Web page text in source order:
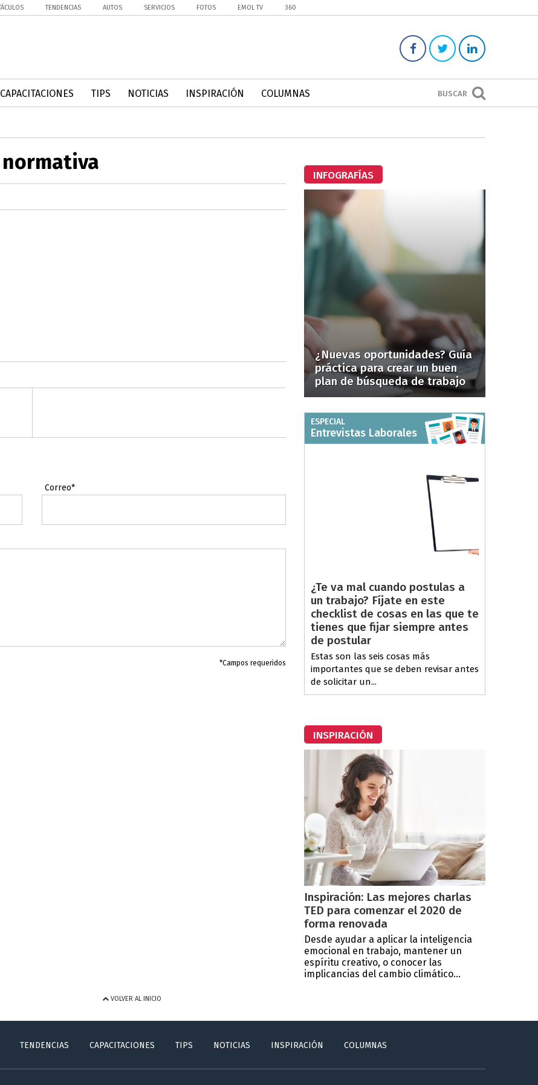
TENDENCIAS AUTOS SERVICIOS FOTOS EMOL TV 360
BUSCAR
CAPACITACIONES TIPS NOTICIAS INSPIRACIÓN COLUMNAS
Correo*
*Campos requeridos
INFOGRAFÍAS
¿Nuevas oportunidades? Guía
práctica para crear un buen
plan de búsqueda de trabajo
ESPECIAL
Entrevistas Laborales
¿Te va mal cuando postulas a
un trabajo? Fíjate en este
checklist de cosas en las que te
tienes que fijar siempre antes
de postular
Estas son las seis cosas más
importantes que se deben revisar antes
de solicitar un...
INSPIRACIÓN
Inspiración: Las mejores charlas
TED para comenzar el 2020 de
forma renovada
Desde ayudar a aplicar la inteligencia
emocional en trabajo, mantener un
espíritu creativo, o conocer las
implicancias del cambio climático...
VOLVER AL INICIO
TENDENCIAS CAPACITACIONES TIPS NOTICIAS INSPIRACIÓN COLUMNAS